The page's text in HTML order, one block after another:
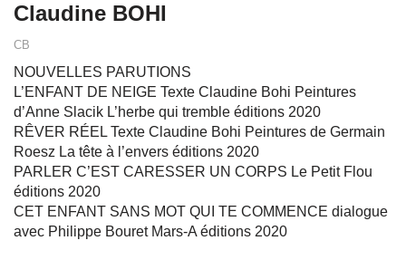
Claudine BOHI
CB
NOUVELLES PARUTIONS
L’ENFANT DE NEIGE Texte Claudine Bohi Peintures
d’Anne Slacik L’herbe qui tremble éditions 2020
RÊVER RÉEL Texte Claudine Bohi Peintures de Germain
Roesz La tête à l’envers éditions 2020
PARLER C’EST CARESSER UN CORPS Le Petit Flou
éditions 2020
CET ENFANT SANS MOT QUI TE COMMENCE dialogue
avec Philippe Bouret Mars-A éditions 2020